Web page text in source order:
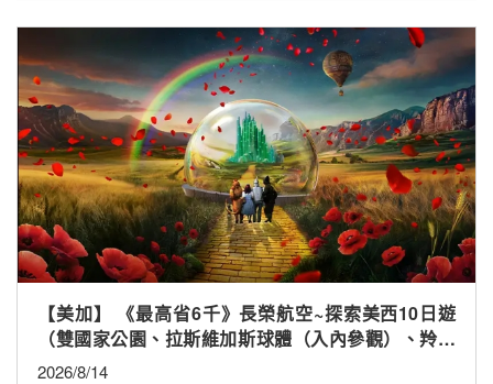
【美加】 《最高省6千》長榮航空~探索美西10日遊
（雙國家公園、拉斯維加斯球體（入內參觀）、羚羊
峽谷雙奇觀、環球影城）
2026/8/14